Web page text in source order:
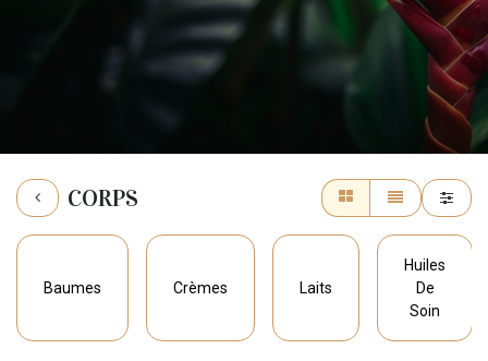
CORPS
Baumes Crèmes Laits
Huiles
De
Soin